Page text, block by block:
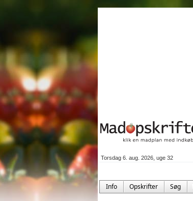
Torsdag 6. aug. 2026, uge 32
Info Opskrifter Søg